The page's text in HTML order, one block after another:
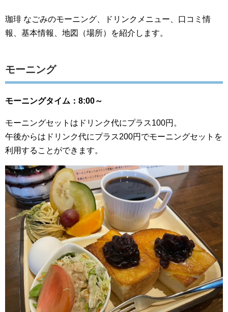
珈琲 なごみのモーニング、ドリンクメニュー、口コミ情
報、基本情報、地図（場所）を紹介します。
モーニング
モーニングタイム：8:00～
モーニングセットはドリンク代にプラス100円。
午後からはドリンク代にプラス200円でモーニングセットを
利用することができます。